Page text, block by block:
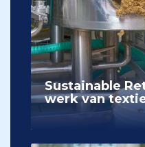
Sustainable
werk van